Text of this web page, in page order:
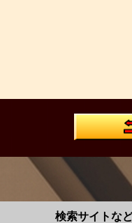
検索サイトな